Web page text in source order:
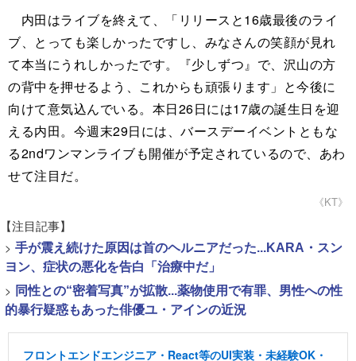
内田はライブを終えて、「リリースと16歳最後のライ
ブ、とっても楽しかったですし、みなさんの笑顔が見れ
て本当にうれしかったです。『少しずつ』で、沢山の方
の背中を押せるよう、これからも頑張ります」と今後に
向けて意気込んでいる。本日26日には17歳の誕生日を迎
える内田。今週末29日には、バースデーイベントともな
る2ndワンマンライブも開催が予定されているので、あわ
せて注目だ。
《KT》
【注目記事】
> 手が震え続けた原因は首のヘルニアだった...KARA・スン
ヨン、症状の悪化を告白「治療中だ」
> 同性との“密着写真”が拡散...薬物使用で有罪、男性への性
的暴行疑惑もあった俳優ユ・アインの近況
フロントエンドエンジニア・React等のUI実装・未経験OK・